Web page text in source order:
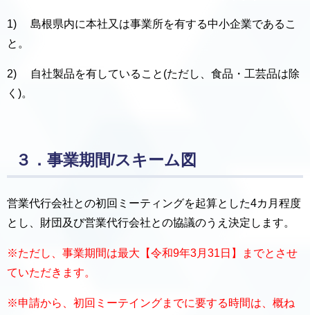
1) 島根県内に本社又は事業所を有する中小企業であるこ
と。
2) 自社製品を有していること(ただし、食品・工芸品は除
く)。
３．事業期間/スキーム図
営業代行会社との初回ミーティングを起算とした4カ月程度
とし、財団及び営業代行会社との協議のうえ決定します。
※ただし、事業期間は最大【令和9年3月31日】までとさせ
ていただきます。
※申請から、初回ミーテイングまでに要する時間は、概ね